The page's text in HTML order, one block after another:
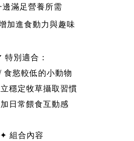
滿足營養所需
加進食動力與趣味
特別適合：
食慾較低的小動物
立穩定牧草攝取習慣
加日常餵食互動感
✦ 組合內容